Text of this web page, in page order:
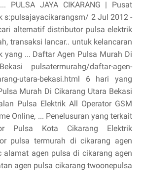
PULSA JAYA CIKARANG | Pusat
s:pulsajayacikarangsm/ 2 Jul 2012 -
alternatif distributor pulsa elektrik
transaksi lancar.. untuk kelancaran
yang ... Daftar Agen Pulsa Murah Di
pulsatermurahg/daftar-agen-
utara-bekasi.html 6 hari yang
Murah Di Cikarang Utara Bekasi
Pulsa Elektrik All Operator GSM
Online, ... Penelusuran yang terkait
Pulsa Kota Cikarang Elektrik
pulsa termurah di cikarang agen
alamat agen pulsa di cikarang agen
agen pulsa cikarang twoonepulsa